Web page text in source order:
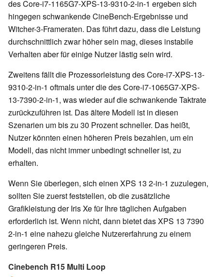
desCore-i7-1165G7-XPS-13-9310-2-in-1 ergeben sich
hingegen schwankende CineBench-Ergebnisse und
Witcher-3-Frameraten. Das führt dazu, dass die Leistung
durchschnittlich zwar höher sein mag, dieses instabile
Verhalten aber für einige Nutzer lästig sein wird.
Zweitens fällt die Prozessorleistung des Core-i7-XPS-13-
9310-2-in-1 oftmals unter die desCore-i7-1065G7-XPS-
13-7390-2-in-1, was wieder auf die schwankende Taktrate
zurückzuführen ist. Das ältere Modell ist in diesen
Szenarien um bis zu 30 Prozent schneller. Das heißt,
Nutzer könnten einen höheren Preis bezahlen, um ein
Modell, das nicht immer unbedingt schneller ist, zu
erhalten.
Wenn Sie überlegen, sich einen XPS 13 2-in-1 zuzulegen,
sollten Sie zuerst feststellen, ob die zusätzliche
Grafikleistung der Iris Xe für Ihre täglichen Aufgaben
erforderlich ist. Wenn nicht, dann bietet das XPS 13 7390
2-in-1 eine nahezu gleiche Nutzererfahrung zu einem
geringeren Preis.
Cinebench R15 Multi Loop